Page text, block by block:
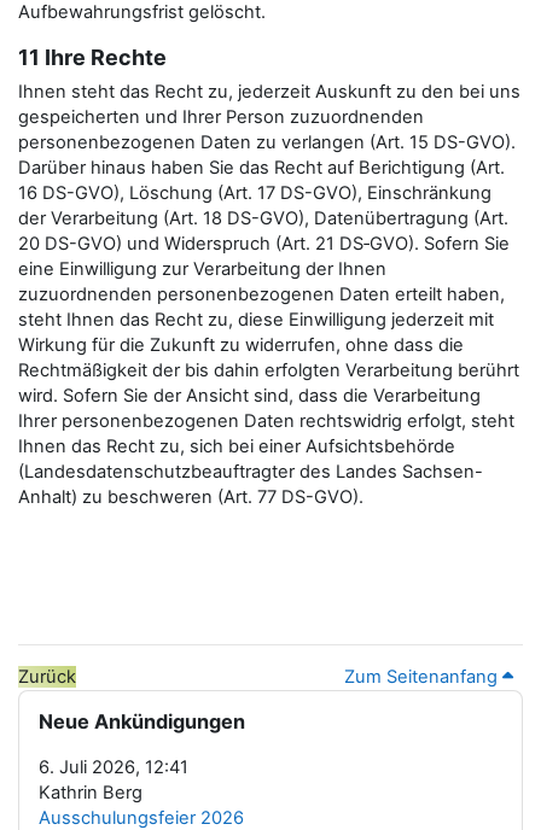
Aufbewahrungsfrist gelöscht.
11 Ihre Rechte
Ihnen steht das Recht zu, jederzeit Auskunft zu den bei uns
gespeicherten und Ihrer Person zuzuordnenden
personenbezogenen Daten zu verlangen (Art. 15 DS-GVO).
Darüber hinaus haben Sie das Recht auf Berichtigung (Art.
16 DS-GVO), Löschung (Art. 17 DS-GVO), Einschränkung
der Verarbeitung (Art. 18 DS-GVO), Datenübertragung (Art.
20 DS-GVO) und Widerspruch (Art. 21 DS‑GVO). Sofern Sie
eine Einwilligung zur Verarbeitung der Ihnen
zuzuordnenden personenbezogenen Daten erteilt haben,
steht Ihnen das Recht zu, diese Einwilligung jederzeit mit
Wirkung für die Zukunft zu widerrufen, ohne dass die
Rechtmäßigkeit der bis dahin erfolgten Verarbeitung berührt
wird. Sofern Sie der Ansicht sind, dass die Verarbeitung
Ihrer personenbezogenen Daten rechtswidrig erfolgt, steht
Ihnen das Recht zu, sich bei einer Aufsichtsbehörde
(Landesdatenschutzbeauftragter des Landes Sachsen-
Anhalt) zu beschweren (Art. 77 DS-GVO).
Zurück Zum Seitenanfang
Blöcke
Neue Ankündigungen überspringen
Neue Ankündigungen
6. Juli 2026, 12:41
Kathrin Berg
Ausschulungsfeier 2026